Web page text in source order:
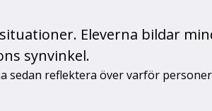
Eleverna bildar
synvinkel.
sedan reflektera över varför